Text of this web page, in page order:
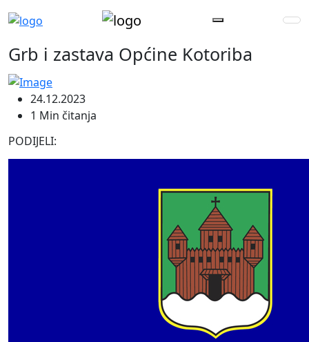
Grb i zastava Općine Kotoriba
24.12.2023
1 Min čitanja
PODIJELI: